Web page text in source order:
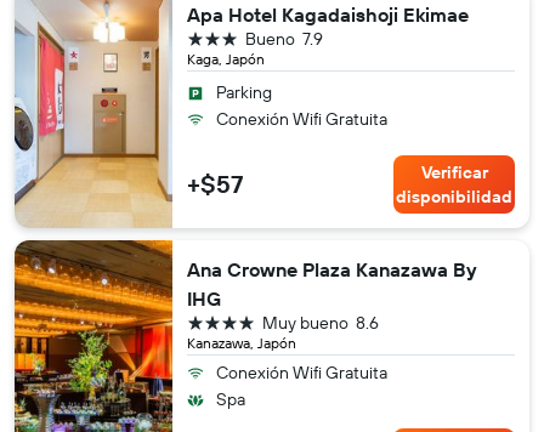
Apa Hotel Kagadaishoji Ekimae
Kaga, Japón
7.9
Bueno
3 estrellas
Parking
Conexión Wifi Gratuita
+$57
Verificar
disponibilidad
Ana Crowne Plaza Kanazawa By
IHG
Kanazawa, Japón
8.6
Muy bueno
4 estrellas
Conexión Wifi Gratuita
Spa